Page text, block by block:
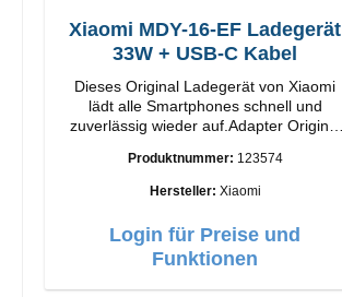
Xiaomi MDY-16-EF Ladegerät
33W + USB-C Kabel
Dieses Original Ladegerät von Xiaomi
lädt alle Smartphones schnell und
zuverlässig wieder auf.Adapter Original
Anschlüsse: USB-A Output: 33W Farbe:
Produktnummer: 123574
Hersteller: Xiaomi
Login für Preise und
Funktionen